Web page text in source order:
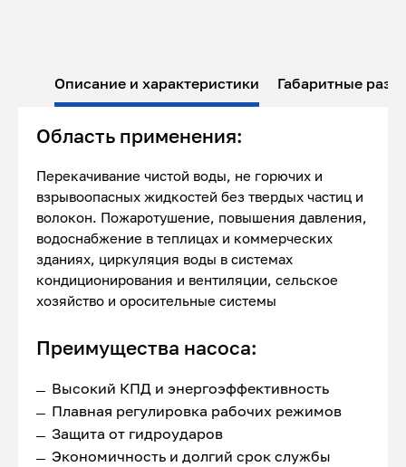
Описание и характеристики Габаритные
Область применения:
Перекачивание чистой воды, не горючих и
взрывоопасных жидкостей без твердых частиц и
волокон. Пожаротушение, повышения давления,
водоснабжение в теплицах и коммерческих
зданиях, циркуляция воды в системах
кондиционирования и вентиляции, сельское
хозяйство и оросительные системы
Преимущества насоса:
Высокий КПД и энергоэффективность
Плавная регулировка рабочих режимов
Защита от гидроударов
Экономичность и долгий срок службы